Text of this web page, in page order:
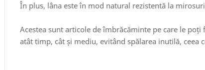
În plus, lâna este în mod natural rezistentă la
Acestea sunt articole de îmbrăcăminte pe care le
atât timp, cât și mediu, evitând spălarea inutilă, ceea